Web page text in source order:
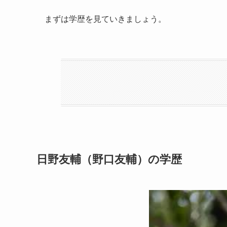
まずは学歴を見ていきましょう。
日野友輔（野口友輔）の学歴